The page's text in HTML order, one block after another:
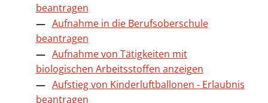
beantragen
Aufnahme in die Berufsoberschule
beantragen
Aufnahme von Tätigkeiten mit
biologischen Arbeitsstoffen anzeigen
Aufstieg von Kinderluftballonen - Erlaubnis
beantragen